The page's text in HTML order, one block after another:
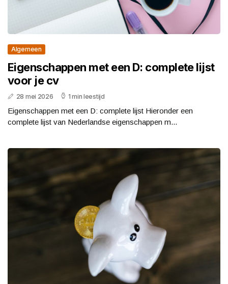
Algemeen
Eigenschappen met een D: complete lijst
voor je cv
28 mei 2026 1 min leestijd
Eigenschappen met een D: complete lijst Hieronder een
complete lijst van Nederlandse eigenschappen m...